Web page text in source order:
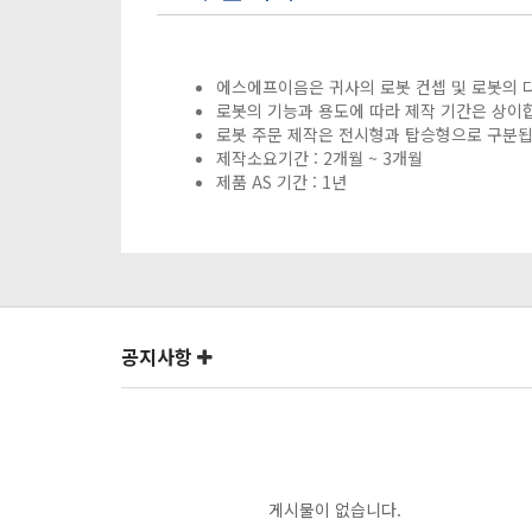
에스에프이음은 귀사의 로봇 컨셉 및 로봇의
로봇의 기능과 용도에 따라 제작 기간은 상이
로봇 주문 제작은 전시형과 탑승형으로 구분
제작소요기간 : 2개월 ~ 3개월
제품 AS 기간 : 1년
공지사항
게시물이 없습니다.